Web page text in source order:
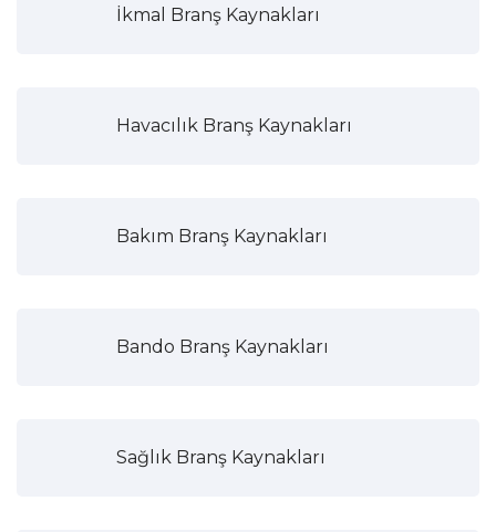
İkmal Branş Kaynakları
Havacılık Branş Kaynakları
Bakım Branş Kaynakları
Bando Branş Kaynakları
Sağlık Branş Kaynakları